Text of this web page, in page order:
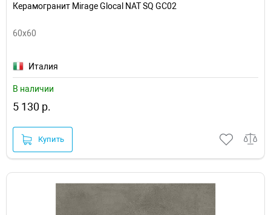
Керамогранит Mirage Glocal NAT SQ GC02
60x60
Италия
В наличии
5 130 р.
Купить